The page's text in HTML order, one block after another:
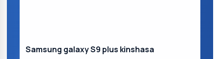
Samsung galaxy S9 plus kinshasa